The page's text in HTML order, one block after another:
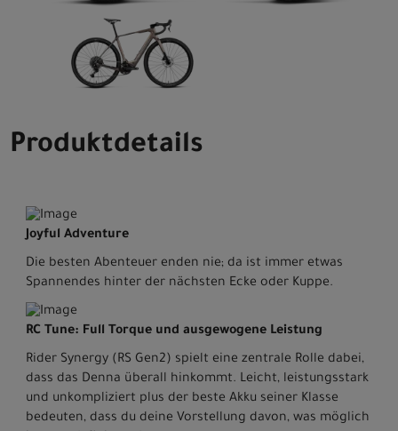
Produktdetails
Joyful Adventure
Die besten Abenteuer enden nie; da ist immer etwas
Spannendes hinter der nächsten Ecke oder Kuppe.
RC Tune: Full Torque und ausgewogene Leistung
Rider Synergy (RS Gen2) spielt eine zentrale Rolle dabei,
dass das Denna überall hinkommt. Leicht, leistungsstark
und unkompliziert plus der beste Akku seiner Klasse
bedeuten, dass du deine Vorstellung davon, was möglich